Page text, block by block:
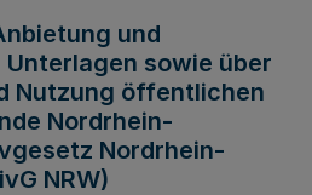
und
sowie über
Nutzung öffentlichen
Nordrhein-
Nordrhein-
NRW)